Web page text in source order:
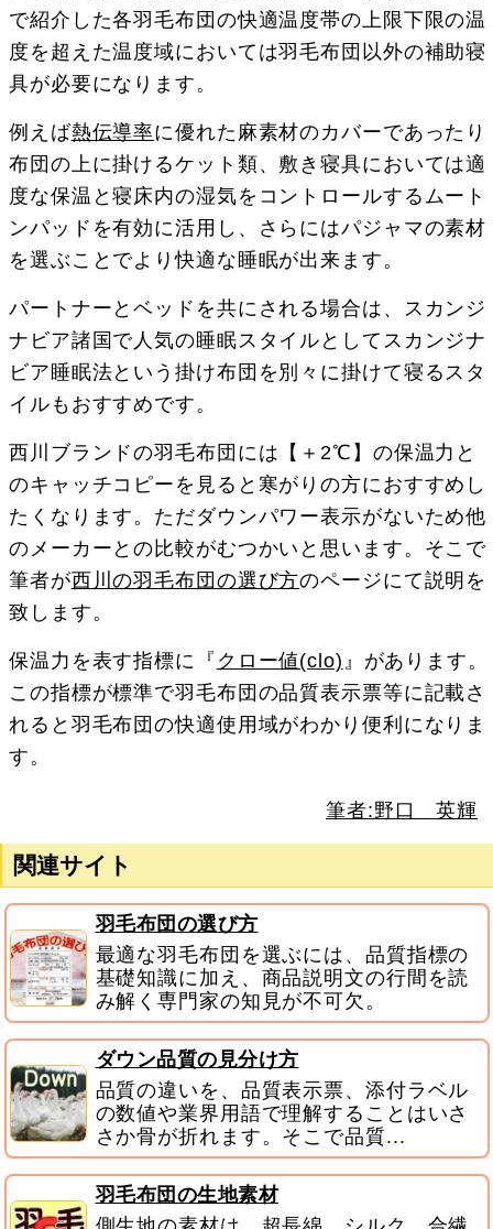
で紹介した各羽毛布団の快適温度帯の上限下限の温
度を超えた温度域においては羽毛布団以外の補助寝
具が必要になります。
例えば熱伝導率に優れた麻素材のカバーであったり
布団の上に掛けるケット類、敷き寝具においては適
度な保温と寝床内の湿気をコントロールするムート
ンパッドを有効に活用し、さらにはパジャマの素材
を選ぶことでより快適な睡眠が出来ます。
パートナーとベッドを共にされる場合は、スカンジ
ナビア諸国で人気の睡眠スタイルとしてスカンジナ
ビア睡眠法という掛け布団を別々に掛けて寝るスタ
イルもおすすめです。
西川ブランドの羽毛布団には【＋2℃】の保温力と
のキャッチコピーを見ると寒がりの方におすすめし
たくなります。ただダウンパワー表示がないため他
のメーカーとの比較がむつかいと思います。そこで
筆者が西川の羽毛布団の選び方のページにて説明を
致します。
保温力を表す指標に『 クロー値(clo) 』があります。
この指標が標準で羽毛布団の品質表示票等に記載さ
れると羽毛布団の快適使用域がわかり便利になりま
す。
筆者:野口 英輝
関連サイト
羽毛布団の選び方
最適な羽毛布団を選ぶには、品質指標の
基礎知識に加え、商品説明文の行間を読
み解く専門家の知見が不可欠。
ダウン品質の見分け方
品質の違いを、品質表示票、添付ラベル
の数値や業界用語で理解することはいさ
さか骨が折れます。そこで品質...
羽毛布団の生地素材